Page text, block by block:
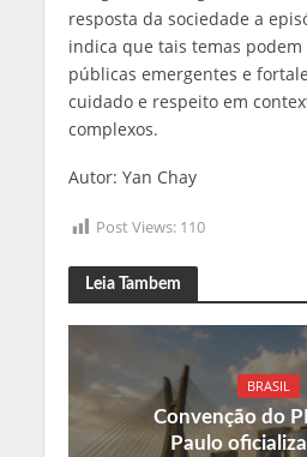
resposta da sociedade a
indica que tais temas
públicas emergentes e
cuidado e respeito em
complexos.
Autor: Yan Chay
Post Views: 110
Leia Tambem
BRASIL
Convenção do
Paulo